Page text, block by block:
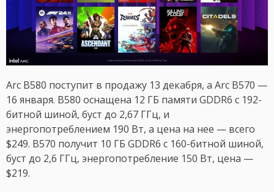
Arc B580 поступит в продажу 13 декабря, а Arc B570 —
16 января. B580 оснащена 12 ГБ памяти GDDR6 с 192-
битной шиной, буст до 2,67 ГГц, и
энергопотреблением 190 Вт, а цена на нее — всего
$249. B570 получит 10 ГБ GDDR6 с 160-битной шиной,
буст до 2,6 ГГц, энергопотребление 150 Вт, цена —
$219.